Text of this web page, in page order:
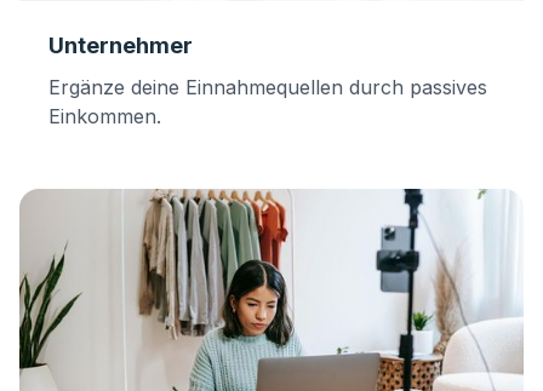
Unternehmer
Ergänze deine Einnahmequellen durch passives
Einkommen.